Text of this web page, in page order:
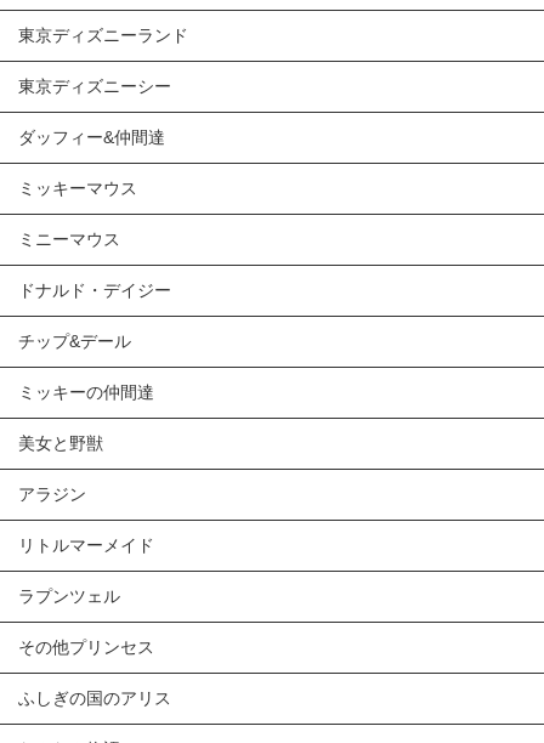
東京ディズニーランド
東京ディズニーシー
ダッフィー&仲間達
ミッキーマウス
ミニーマウス
ドナルド・デイジー
チップ&デール
ミッキーの仲間達
美女と野獣
アラジン
リトルマーメイド
ラプンツェル
その他プリンセス
ふしぎの国のアリス